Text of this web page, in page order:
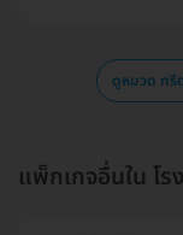
ดูหมวด ทรี
แพ็กเกจอื่นใน โ